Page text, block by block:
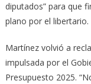
diputados” para que
plano por el libertario.
Martínez volvió a
impulsada por el
Presupuesto 2025.